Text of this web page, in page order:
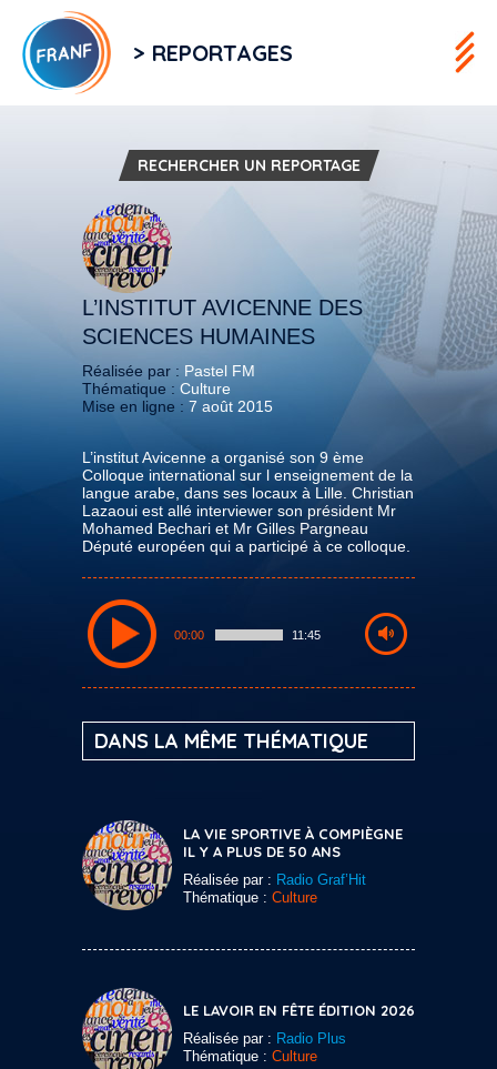
> REPORTAGES
RECHERCHER UN REPORTAGE
L’INSTITUT AVICENNE DES
SCIENCES HUMAINES
Réalisée par : Pastel FM
Thématique : Culture
Mise en ligne : 7 août 2015
L’institut Avicenne a organisé son 9 ème
Colloque international sur l enseignement de la
langue arabe, dans ses locaux à Lille. Christian
Lazaoui est allé interviewer son président Mr
Mohamed Bechari et Mr Gilles Pargneau
Député européen qui a participé à ce colloque.
00:00 11:45
DANS LA MÊME THÉMATIQUE
LA VIE SPORTIVE À COMPIÈGNE
IL Y A PLUS DE 50 ANS
Réalisée par : Radio Graf’Hit
Thématique : Culture
LE LAVOIR EN FÊTE ÉDITION 2026
Réalisée par : Radio Plus
Thématique : Culture